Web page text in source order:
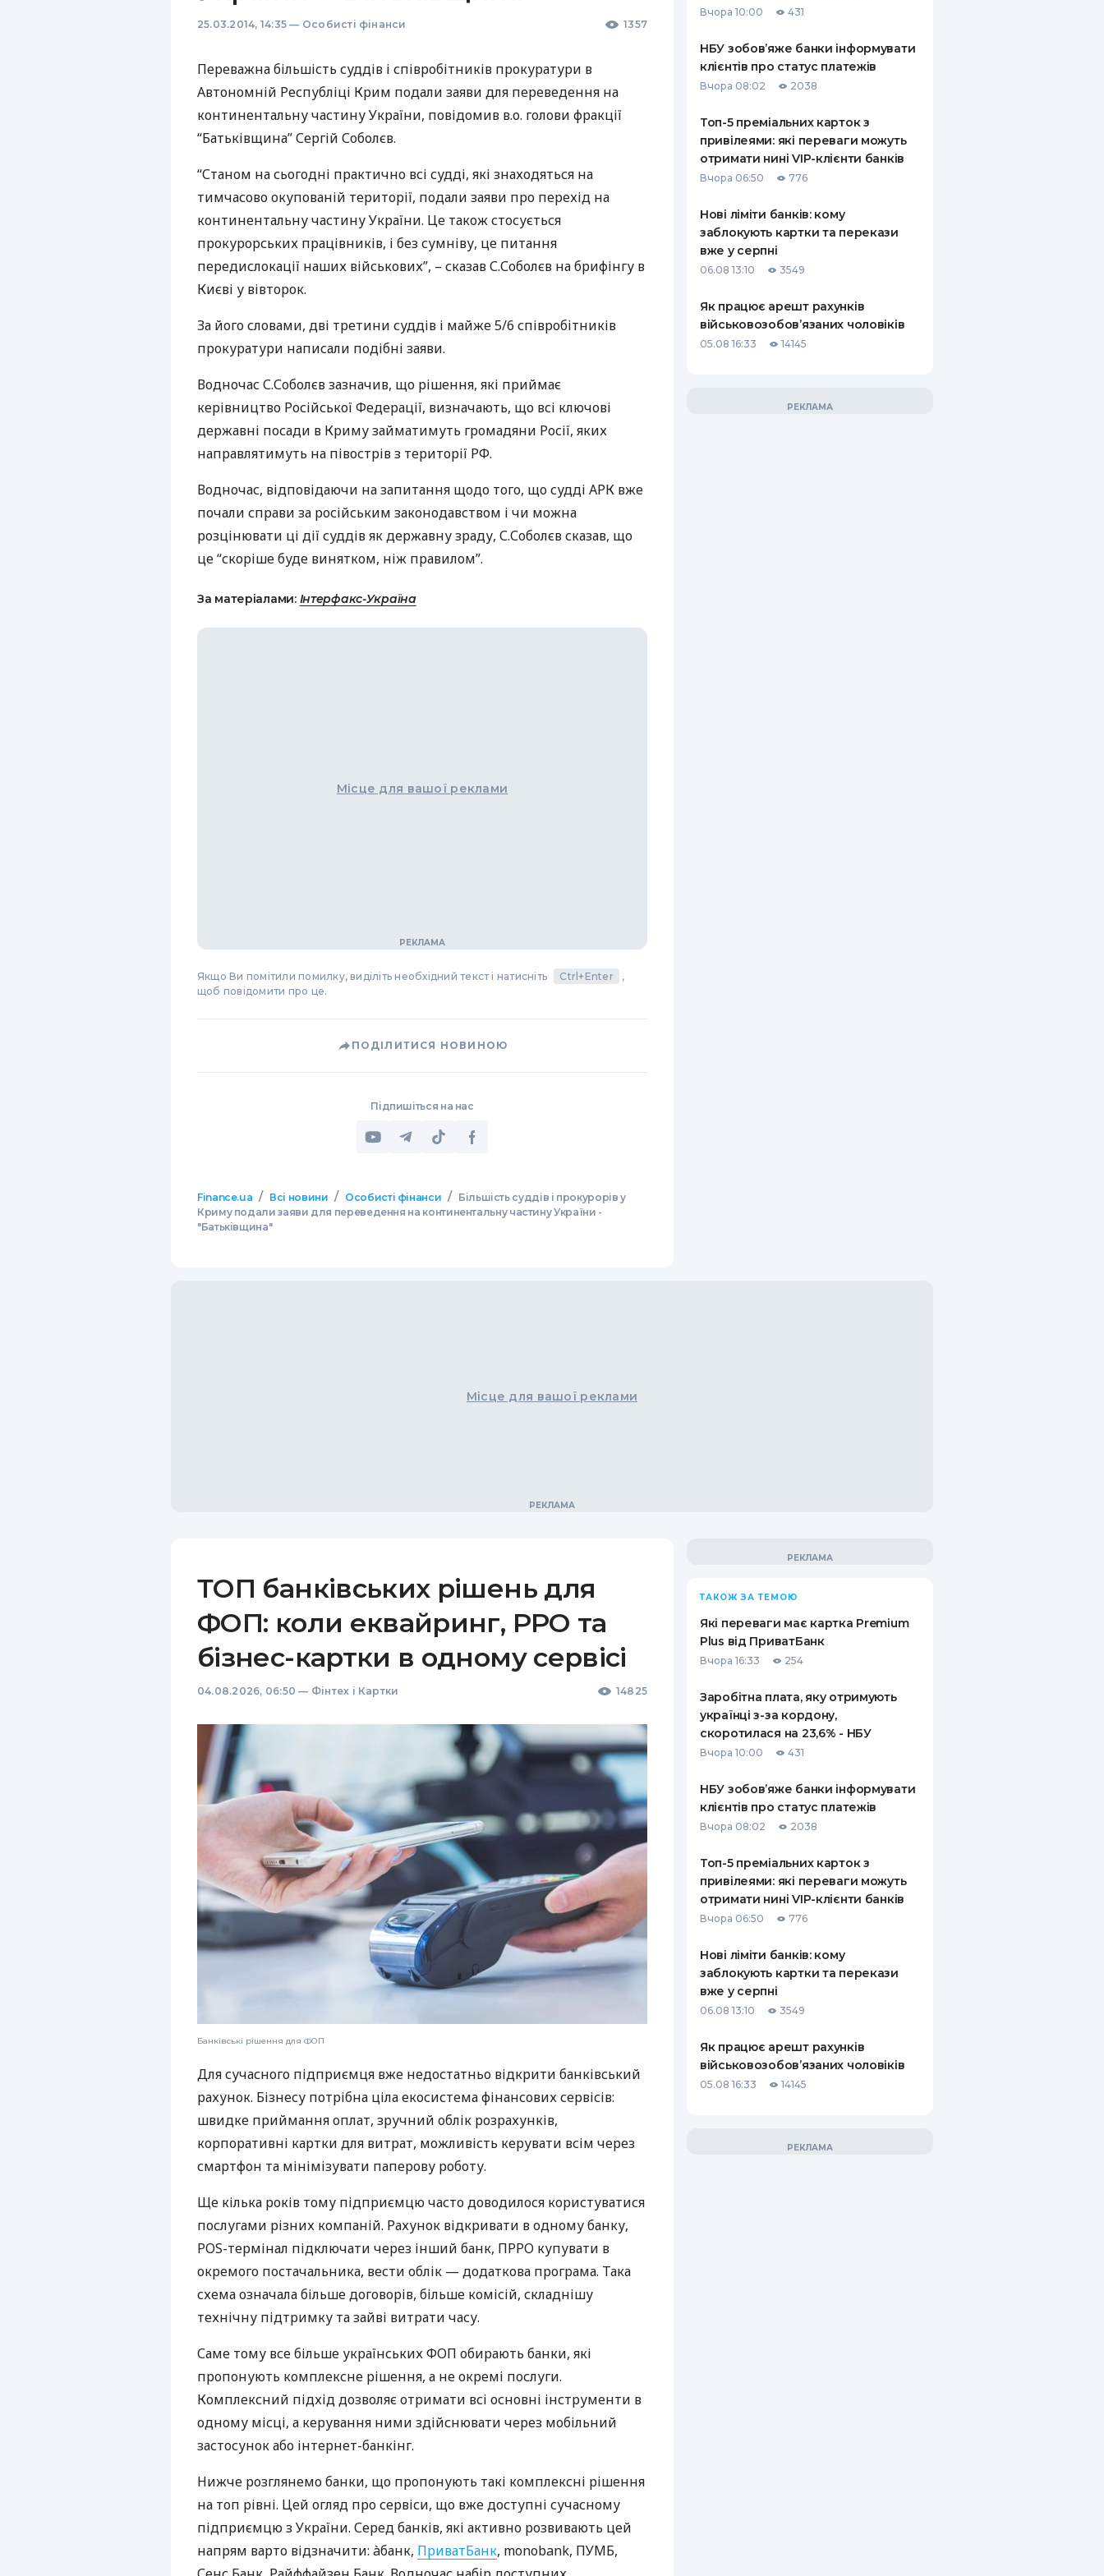
РЕЙТИНГ ДЕБЕТОВИХ
ЩОМІСЯЧНИЙ ОГЛЯД
КЕШБЕКУ
ПУТІВНИКИ ПО
СТРАХУВАННЮ
ВСІ СТРАХОВІ ПОЛІСИ
ВІДГУКИ ПРО СТРАХОВІ
КОМПАНІЇ
КОНТАКТИ
25.03.2014, 14:35 — Особисті фінанси 1357
Переважна більшість суддів і співробітників прокуратури в
Автономній Республіці Крим подали заяви для переведення на
континентальну частину України, повідомив в.о. голови фракції
“Батьківщина” Сергій Соболєв.
“Станом на сьогодні практично всі судді, які знаходяться на
тимчасово окупованій території, подали заяви про перехід на
континентальну частину України. Це також стосується
прокурорських працівників, і без сумніву, це питання
передислокації наших військових”, – сказав С.Соболєв на брифінгу в
Києві у вівторок.
За його словами, дві третини суддів і майже 5/6 співробітників
прокуратури написали подібні заяви.
Водночас С.Соболєв зазначив, що рішення, які приймає
керівництво Російської Федерації, визначають, що всі ключові
державні посади в Криму займатимуть громадяни Росії, яких
направлятимуть на півострів з території РФ.
Водночас, відповідаючи на запитання щодо того, що судді АРК вже
почали справи за російським законодавством і чи можна
розцінювати ці дії суддів як державну зраду, С.Соболєв сказав, що
це “скоріше буде винятком, ніж правилом”.
За матеріалами: Інтерфакс-Україна
Місце для вашої реклами
Якщо Ви помітили помилку, виділіть необхідний текст і натисніть Ctrl+Enter
,
щоб повідомити про це.
ПОДІЛИТИСЯ НОВИНОЮ
Підпишіться на нас
Finance.ua / Всі новини / Особисті фінанси /
Більшість суддів і прокурорів у
Криму подали заяви для переведення на континентальну частину України -
"Батьківщина"
Вчора 10:00 431
НБУ зобов’яже банки інформувати
клієнтів про статус платежів
Вчора 08:02 2038
Топ-5 преміальних карток з
привілеями: які переваги можуть
отримати нині VIP-клієнти банків
Вчора 06:50 776
Нові ліміти банків: кому
заблокують картки та перекази
вже у серпні
06.08 13:10 3549
Як працює арешт рахунків
військовозобов’язаних чоловіків
05.08 16:33 14145
Місце для вашої реклами
ТОП банківських рішень для
ФОП: коли еквайринг, РРО та
бізнес-картки в одному сервісі
04.08.2026, 06:50 — Фінтех і Картки 14825
Банківські рішення для ФОП
Для сучасного підприємця вже недостатньо відкрити банківський
рахунок. Бізнесу потрібна ціла екосистема фінансових сервісів:
швидке приймання оплат, зручний облік розрахунків,
корпоративні картки для витрат, можливість керувати всім через
смартфон та мінімізувати паперову роботу.
Ще кілька років тому підприємцю часто доводилося користуватися
послугами різних компаній. Рахунок відкривати в одному банку,
POS-термінал підключати через інший банк, ПРРО купувати в
окремого постачальника, вести облік — додаткова програма. Така
схема означала більше договорів, більше комісій, складнішу
технічну підтримку та зайві витрати часу.
Саме тому все більше українських ФОП обирають банки, які
пропонують комплексне рішення, а не окремі послуги.
Комплексний підхід дозволяє отримати всі основні інструменти в
одному місці, а керування ними здійснювати через мобільний
застосунок або інтернет-банкінг.
Нижче розглянемо банки, що пропонують такі комплексні рішення
на топ рівні. Цей огляд про сервіси, що вже доступні сучасному
підприємцю з України. Серед банків, які активно розвивають цей
напрям варто відзначити: àбанк, ПриватБанк, monobank, ПУМБ,
ТАКОЖ ЗА ТЕМОЮ
Які переваги має картка Premium
Plus від ПриватБанк
Вчора 16:33 254
Заробітна плата, яку отримують
українці з-за кордону,
скоротилася на 23,6% - НБУ
Вчора 10:00 431
НБУ зобов’яже банки інформувати
клієнтів про статус платежів
Вчора 08:02 2038
Топ-5 преміальних карток з
привілеями: які переваги можуть
отримати нині VIP-клієнти банків
Вчора 06:50 776
Нові ліміти банків: кому
заблокують картки та перекази
вже у серпні
06.08 13:10 3549
Як працює арешт рахунків
військовозобов’язаних чоловіків
05.08 16:33 14145